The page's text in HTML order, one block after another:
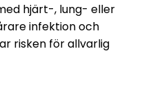
hjärt-, lung- eller
infektion och
risken för allvarlig